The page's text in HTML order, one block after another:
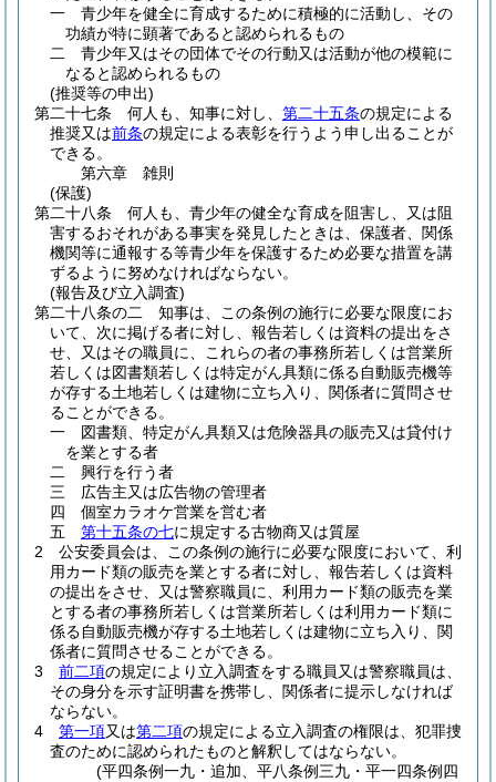
一
青少年を健全に育成するために積極的に活動し、その
功績が特に顕著であると認められるもの
二
青少年又はその団体でその行動又は活動が他の模範に
なると認められるもの
(推奨等の申出)
第二十七条
何人も、知事に対し、 第二十五条の規定による
推奨又は前条の規定による表彰を行うよう申し出ることが
できる。
第六章
雑則
(保護)
第二十八条
何人も、青少年の健全な育成を阻害し、又は阻
害するおそれがある事実を発見したときは、保護者、関係
機関等に通報する等青少年を保護するため必要な措置を講
ずるように努めなければならない。
(報告及び立入調査)
第二十八条の二
知事は、この条例の施行に必要な限度にお
いて、次に掲げる者に対し、報告若しくは資料の提出をさ
せ、又はその職員に、これらの者の事務所若しくは営業所
若しくは図書類若しくは特定がん具類に係る自動販売機等
が存する土地若しくは建物に立ち入り、関係者に質問させ
ることができる。
一
図書類、特定がん具類又は危険器具の販売又は貸付け
を業とする者
二
興行を行う者
三
広告主又は広告物の管理者
四
個室カラオケ営業を営む者
五
第十五条の七に規定する古物商又は質屋
2
公安委員会は、この条例の施行に必要な限度において、利
用カード類の販売を業とする者に対し、報告若しくは資料
の提出をさせ、又は警察職員に、利用カード類の販売を業
とする者の事務所若しくは営業所若しくは利用カード類に
係る自動販売機が存する土地若しくは建物に立ち入り、関
係者に質問させることができる。
3
前二項の規定により立入調査をする職員又は警察職員は、
その身分を示す証明書を携帯し、関係者に提示しなければ
ならない。
4
第一項又は第二項の規定による立入調査の権限は、犯罪捜
査のために認められたものと解釈してはならない。
(平四条例一九・追加、平八条例三九・平一四条例四